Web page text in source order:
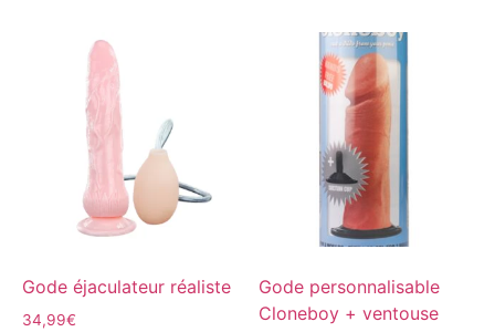
Gode éjaculateur réaliste
34,99€
Gode personnalisable
Cloneboy + ventouse